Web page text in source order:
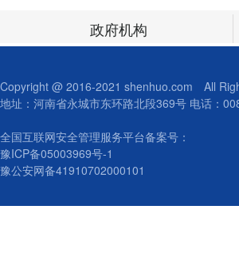
政府机构
Copyright @ 2016-2021 shenhuo.com All
地址：河南省永城市东环路北段369号 电话：
全国互联网安全管理服务平台备案号：
豫ICP备05003969号-1
豫公安网备41910702000101